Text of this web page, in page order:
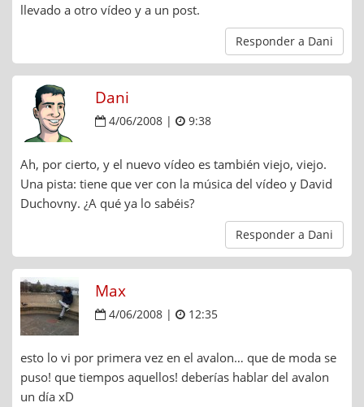
llevado a otro vídeo y a un post.
Responder a Dani
Dani
4/06/2008 | 9:38
Ah, por cierto, y el nuevo vídeo es también viejo, viejo.
Una pista: tiene que ver con la música del vídeo y David
Duchovny. ¿A qué ya lo sabéis?
Responder a Dani
Max
4/06/2008 | 12:35
esto lo vi por primera vez en el avalon… que de moda se
puso! que tiempos aquellos! deberías hablar del avalon
un día xD